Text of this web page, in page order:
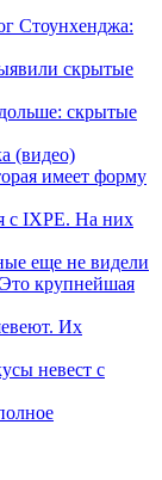
Стоунхенджа:
скрытые
скрытые
(видео)
имеет форму
с IXPE. На них
еще не видели
крупнейшая
Их
невест с